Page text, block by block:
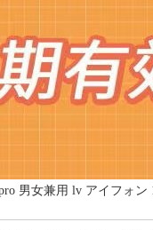
男女兼用 lv アイフォ